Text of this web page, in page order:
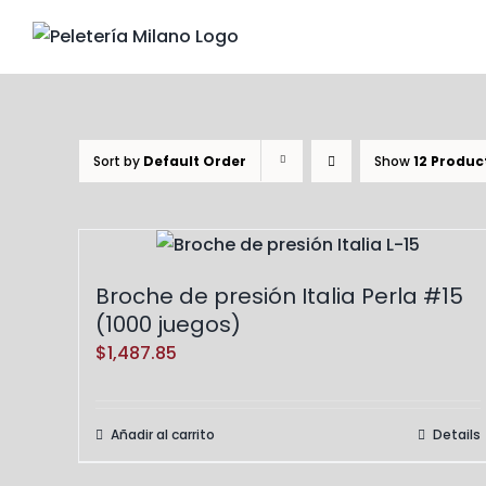
content
Sort by Default Order Show12
Broche de presión Italia Perla #15
(1000 juegos)
$1,487.85
Añadir al carrito Details